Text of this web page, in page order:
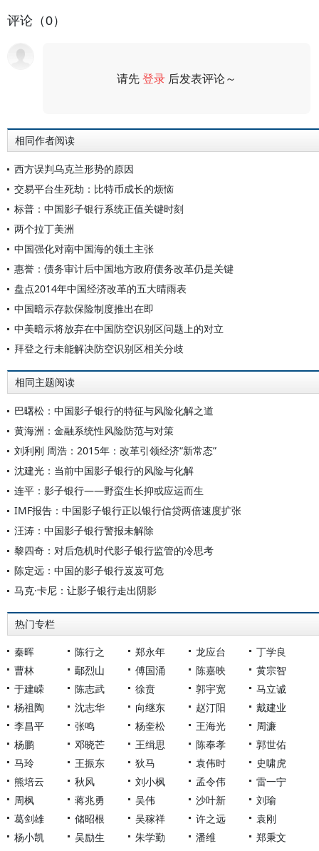
评论（0）
请先登录 后发表评论～
相同作者阅读
西方误判乌克兰形势的原因
交易平台生死劫：比特币成长的烦恼
标普：中国影子银行系统正值关键时刻
两个拉丁美洲
中国强化对南中国海的领土主张
惠誉：债务审计后中国地方政府债务改革仍是关键
盘点2014年中国经济改革的五大晴雨表
中国暗示存款保险制度推出在即
中美暗示将放弃在中国防空识别区问题上的对立
拜登之行未能解决防空识别区相关分歧
相同主题阅读
巴曙松：中国影子银行的特征与风险化解之道
黄海洲：金融系统性风险防范与对策
刘利刚 周浩：2015年：改革引领经济“新常态”
沈建光：当前中国影子银行的风险与化解
连平：影子银行——野蛮生长抑或应运而生
IMF报告：中国影子银行正以银行信贷两倍速度扩张
汪涛：中国影子银行警报未解除
黎四奇：对后危机时代影子银行监管的冷思考
陈定远：中国的影子银行岌岌可危
马克·卡尼：让影子银行走出阴影
热门专栏
秦晖 陈行之 郑永年 龙应台
丁学良
曹林
鄢烈山 傅国涌 陈嘉映
黄宗智
于建嵘
陈志武 徐贲 郭宇宽
马立诚
杨祖陶
沈志华 向继东 赵汀阳
戴建业
李昌平
张鸣 杨奎松 王海光
周濂
杨鹏
邓晓芒 王缉思 陈奉孝
郭世佑
马玲
王振东 狄马 袁伟时
史啸虎
熊培云
秋风 刘小枫 孟令伟
雷一宁
周枫
蒋兆勇 吴伟 沙叶新
刘瑜
葛剑雄
储昭根 吴稼祥 许之远
袁刚
杨小凯
吴励生 朱学勤 潘维
郑秉文